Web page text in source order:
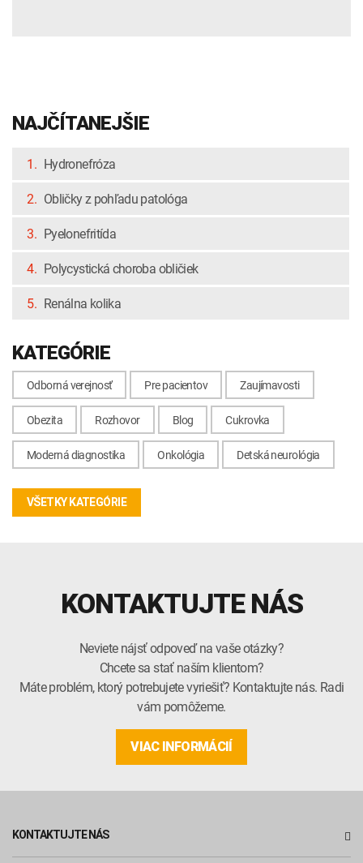
NAJČÍTANEJŠIE
1. Hydronefróza
2. Obličky z pohľadu patológa
3. Pyelonefritída
4. Polycystická choroba obličiek
5. Renálna kolika
KATEGÓRIE
Odborná verejnosť Pre pacientov Zaujímavosti
Obezita Rozhovor Blog Cukrovka
Moderná diagnostika Onkológia Detská neurológia
VŠETKY KATEGÓRIE
KONTAKTUJTE NÁS
Neviete nájsť odpoveď na vaše otázky?
Chcete sa stať naším klientom?
Máte problém, ktorý potrebujete vyriešiť? Kontaktujte nás. Radi
vám pomôžeme.
VIAC INFORMÁCIÍ
KONTAKTUJTE NÁS